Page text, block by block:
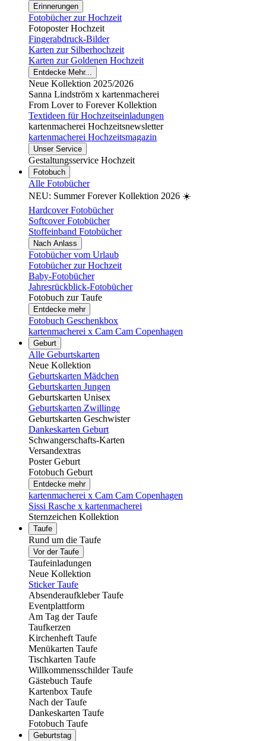
Erinnerungen
Fotobücher zur Hochzeit
Fotoposter Hochzeit
Fingerabdruck-Bilder
Karten zur Silberhochzeit
Karten zur Goldenen Hochzeit
Entdecke Mehr...
Neue Kollektion 2025/2026
Sanna Lindström x kartenmacherei
From Lover to Forever Kollektion
Textideen für Hochzeitseinladungen
kartenmacherei Hochzeitsnewsletter
kartenmacherei Hochzeitsmagazin
Unser Service
Gestaltungsservice Hochzeit
Fotobuch
Alle Fotobücher
NEU: Summer Forever Kollektion 2026 ☀️
Hardcover Fotobücher
Softcover Fotobücher
Stoffeinband Fotobücher
Nach Anlass
Fotobücher vom Urlaub
Fotobücher zur Hochzeit
Baby-Fotobücher
Jahresrückblick-Fotobücher
Fotobuch zur Taufe
Entdecke mehr
Fotobuch Geschenkbox
kartenmacherei x Cam Cam Copenhagen
Geburt
Alle Geburtskarten
Neue Kollektion
Geburtskarten Mädchen
Geburtskarten Jungen
Geburtskarten Unisex
Geburtskarten Zwillinge
Geburtskarten Geschwister
Dankeskarten Geburt
Schwangerschafts-Karten
Versandextras
Poster Geburt
Fotobuch Geburt
Entdecke mehr
kartenmacherei x Cam Cam Copenhagen
Sissi Rasche x kartenmacherei
Sternzeichen Kollektion
Taufe
Rund um die Taufe
Vor der Taufe
Taufeinladungen
Neue Kollektion
Sticker Taufe
Absenderaufkleber Taufe
Eventplattform
Am Tag der Taufe
Taufkerzen
Kirchenheft Taufe
Menükarten Taufe
Tischkarten Taufe
Willkommensschilder Taufe
Gästebuch Taufe
Kartenbox Taufe
Nach der Taufe
Dankeskarten Taufe
Fotobuch Taufe
Geburtstag